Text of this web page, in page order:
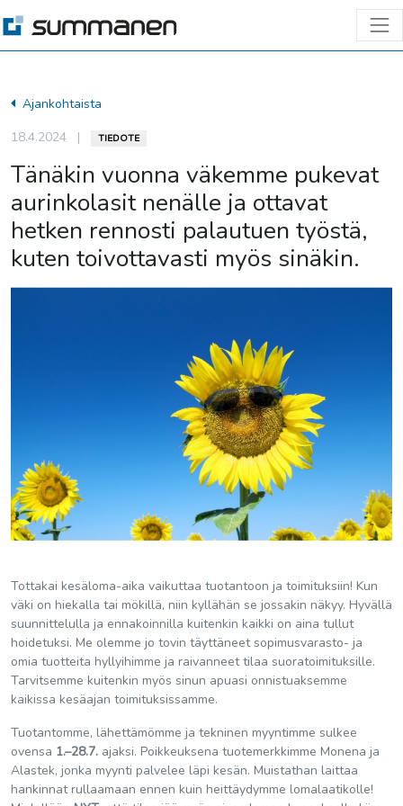
Ajankohtaista
18.4.2024
| TIEDOTE
Tänäkin vuonna väkemme pukevat
aurinkolasit nenälle ja ottavat
hetken rennosti palautuen työstä,
kuten toivottavasti myös sinäkin.
Tottakai kesäloma-aika vaikuttaa tuotantoon ja toimituksiin! Kun
väki on hiekalla tai mökillä, niin kyllähän se jossakin näkyy. Hyvällä
suunnittelulla ja ennakoinnilla kuitenkin kaikki on aina tullut
hoidetuksi. Me olemme jo tovin täyttäneet sopimusvarasto- ja
omia tuotteita hyllyihimme ja raivanneet tilaa suoratoimituksille.
Tarvitsemme kuitenkin myös sinun apuasi onnistuaksemme
kaikissa kesäajan toimituksissamme.
Tuotantomme, lähettämömme ja tekninen myyntimme sulkee
ovensa 1.–28.7. ajaksi. Poikkeuksena tuotemerkkimme Monena ja
Alastek, jonka myynti palvelee läpi kesän. Muistathan laittaa
hankinnat rullaamaan ennen kuin heittäydymme lomalaatikolle!